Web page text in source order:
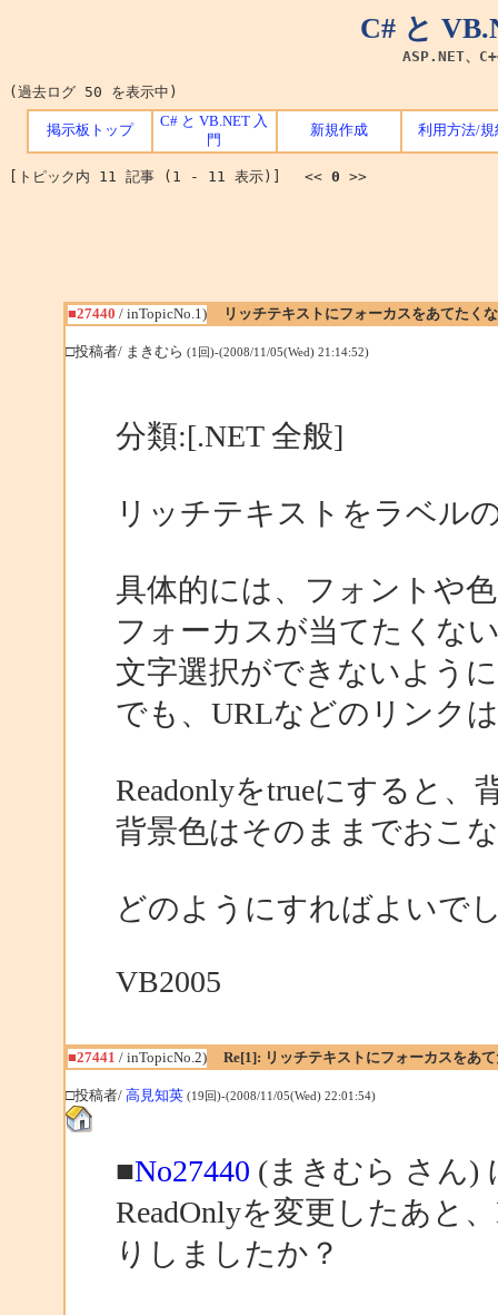
C# と
ASP.NET、
(過去ログ 50 を表示中)
掲示板トップ
C# と VB.NET 入
門
新規作成 利用方法/規
[トピック内 11 記事 (1 - 11 表示)] << 0 >>
■27440 / inTopicNo.1) リッチテキストにフォーカスをあてたく
□投稿者/ まきむら (1回)-(2008/11/05(Wed) 21:14:52)
分類:[.NET 全般]
リッチテキストをラベル
具体的には、フォントや
フォーカスが当てたくな
文字選択ができないよう
でも、URLなどのリンク
Readonlyをtrueにすると
背景色はそのままでおこ
どのようにすればよいで
VB2005
■27441 / inTopicNo.2) Re[1]: リッチテキストにフォーカスをあ
□投稿者/ 高見知英 (19回)-(2008/11/05(Wed) 22:01:54)
■No27440 (まきむら さん)
ReadOnlyを変更したあと
りしましたか？